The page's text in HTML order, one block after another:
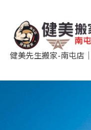
容
健美先生搬家-南屯店